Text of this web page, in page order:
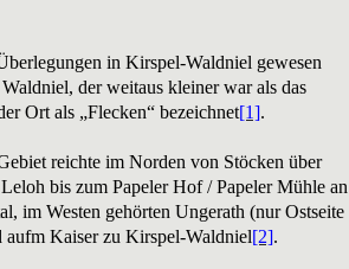
in Kirspel-Waldniel gewesen
der weitaus kleiner war als das
Ort als „Flecken“ bezeichnet[1].
reichte im Norden von Stöcken über
bis zum Papeler Hof / Papeler Mühle an
im Westen gehörten Ungerath (nur Ostseite
aufm Kaiser zu Kirspel-Waldniel[2].